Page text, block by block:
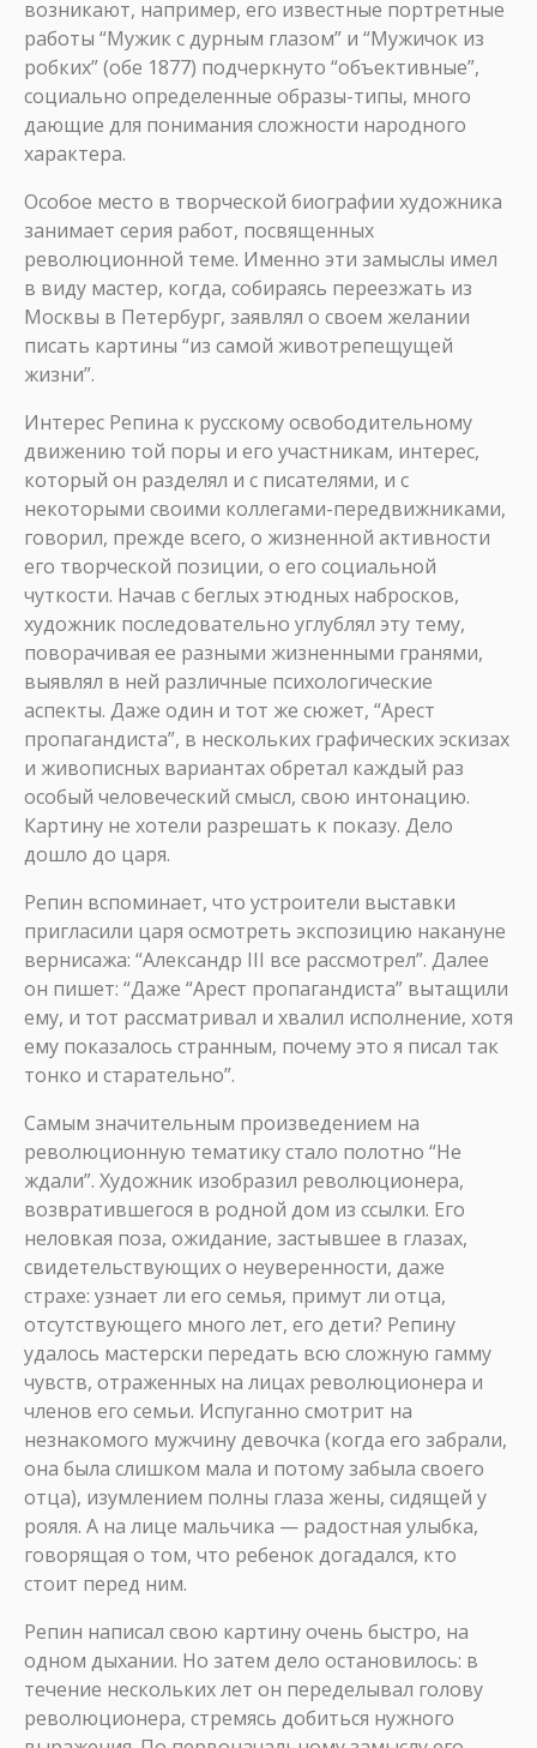
возникают, например, его известные портретные
работы “Мужик с дурным глазом” и “Мужичок из
робких” (обе 1877) подчеркнуто “объективные”,
социально определенные образы-типы, много
дающие для понимания сложности народного
характера.
Особое место в творческой биографии художника
занимает серия работ, посвященных
революционной теме. Именно эти замыслы имел
в виду мастер, когда, собираясь переезжать из
Москвы в Петербург, заявлял о своем желании
писать картины “из самой животрепещущей
жизни”.
Интерес Репина к русскому освободительному
движению той поры и его участникам, интерес,
который он разделял и с писателями, и с
некоторыми своими коллегами-передвижниками,
говорил, прежде всего, о жизненной активности
его творческой позиции, о его социальной
чуткости. Начав с беглых этюдных набросков,
художник последовательно углублял эту тему,
поворачивая ее разными жизненными гранями,
выявлял в ней различные психологические
аспекты. Даже один и тот же сюжет, “Арест
пропагандиста”, в нескольких графических эскизах
и живописных вариантах обретал каждый раз
особый человеческий смысл, свою интонацию.
Картину не хотели разрешать к показу. Дело
дошло до царя.
Репин вспоминает, что устроители выставки
пригласили царя осмотреть экспозицию накануне
вернисажа: “Александр III все рассмотрел”. Далее
он пишет: “Даже “Арест пропагандиста” вытащили
ему, и тот рассматривал и хвалил исполнение, хотя
ему показалось странным, почему это я писал так
тонко и старательно”.
Самым значительным произведением на
революционную тематику стало полотно “Не
ждали”. Художник изобразил революционера,
возвратившегося в родной дом из ссылки. Его
неловкая поза, ожидание, застывшее в глазах,
свидетельствующих о неуверенности, даже
страхе: узнает ли его семья, примут ли отца,
отсутствующего много лет, его дети? Репину
удалось мастерски передать всю сложную гамму
чувств, отраженных на лицах революционера и
членов его семьи. Испуганно смотрит на
незнакомого мужчину девочка (когда его забрали,
она была слишком мала и потому забыла своего
отца), изумлением полны глаза жены, сидящей у
рояля. А на лице мальчика — радостная улыбка,
говорящая о том, что ребенок догадался, кто
стоит перед ним.
Репин написал свою картину очень быстро, на
одном дыхании. Но затем дело остановилось: в
течение нескольких лет он переделывал голову
революционера, стремясь добиться нужного